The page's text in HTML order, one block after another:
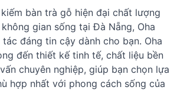
bàn trà gỗ hiện đại chất lượng
gian sống tại Đà Nẵng, Oha
đáng tin cậy dành cho bạn. Oha
đến thiết kế tinh tế, chất liệu bền
chuyên nghiệp, giúp bạn chọn lựa
hợp nhất với phong cách sống của